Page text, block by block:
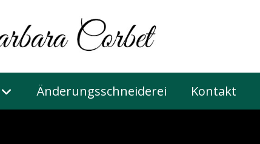
Änderungsschneiderei Kontakt